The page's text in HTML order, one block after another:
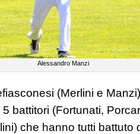
Alessandro Manzi
(Merlini e
5 battitori (Fortunati,
che hanno tutti